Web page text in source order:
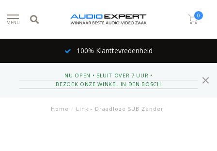
MENU
0
100% Klanttevredenheid
NU OPEN • SLUIT OVER 7 UUR •
BEZOEK ONZE WINKEL IN DEN BOSCH
Home / Link - Draadloze SUB Zender